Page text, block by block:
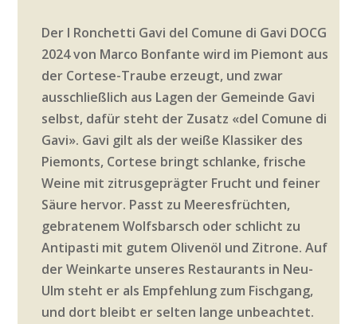
Der I Ronchetti Gavi del Comune di Gavi DOCG
2024 von Marco Bonfante wird im Piemont aus
der Cortese-Traube erzeugt, und zwar
ausschließlich aus Lagen der Gemeinde Gavi
selbst, dafür steht der Zusatz «del Comune di
Gavi». Gavi gilt als der weiße Klassiker des
Piemonts, Cortese bringt schlanke, frische
Weine mit zitrusgeprägter Frucht und feiner
Säure hervor. Passt zu Meeresfrüchten,
gebratenem Wolfsbarsch oder schlicht zu
Antipasti mit gutem Olivenöl und Zitrone. Auf
der Weinkarte unseres Restaurants in Neu-
Ulm steht er als Empfehlung zum Fischgang,
und dort bleibt er selten lange unbeachtet.